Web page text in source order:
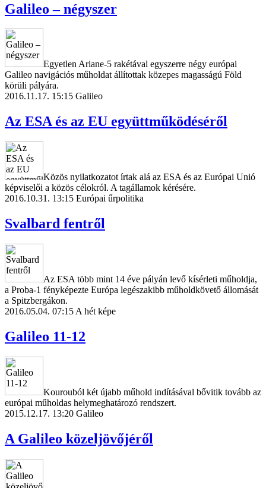
Galileo – négyszer
Egyetlen Ariane-5 rakétával egyszerre négy európai
Galileo navigációs műholdat állítottak közepes magasságú Föld
körüli pályára.
2016.11.17. 15:15 Galileo
Az ESA és az EU együttműködéséről
Közös nyilatkozatot írtak alá az ESA és az Európai Unió
képviselői a közös célokról. A tagállamok kérésére.
2016.10.31. 13:15 Európai űrpolitika
Svalbard fentről
Az ESA több mint 14 éve pályán levő kísérleti műholdja,
a Proba-1 fényképezte Európa legészakibb műholdkövető állomását
a Spitzbergákon.
2016.05.04. 07:15 A hét képe
Galileo 11-12
Kourouból két újabb műhold indításával bővitik tovább az
európai műholdas helymeghatározó rendszert.
2015.12.17. 13:20 Galileo
A Galileo közeljövőjéről